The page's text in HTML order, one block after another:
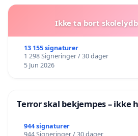
Ikke ta bort
13 155 signaturer
1 298 Signeringer / 30 dager
5 Jun 2026
Terror skal bekjempes – ikke
944 signaturer
944 Signeringer / 30 dager